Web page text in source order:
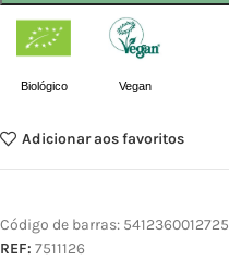
Biológico Vegan
Adicionar aos favoritos
Código de barras: 5412360012725
REF: 7511126